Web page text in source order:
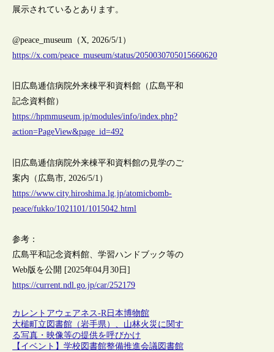
展示されているとあります。
@peace_museum（X, 2026/5/1）
https://x.com/peace_museum/status/2050030705015660620
旧広島逓信病院外来棟平和資料館（広島平和
記念資料館）
https://hpmmuseum.jp/modules/info/index.php?
action=PageView&page_id=492
旧広島逓信病院外来棟平和資料館の見学のご
案内（広島市, 2026/5/1）
https://www.city.hiroshima.lg.jp/atomicbomb-
peace/fukko/1021101/1015042.html
参考：
広島平和記念資料館、学習ハンドブック等の
Web版を公開 [2025年04月30日]
https://current.ndl.go.jp/car/252179
カレントアウェアネス-R日本博物館
大槌町立図書館（岩手県）、山林火災に関す
る写真・映像等の提供を呼びかけ
【イベント】学校図書館整備推進会議図書館